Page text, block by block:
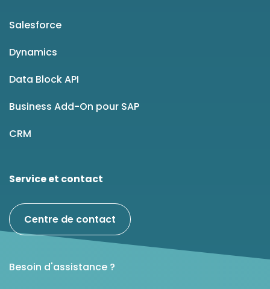
Salesforce
Dynamics
Data Block API
Business Add-On pour SAP
CRM
Service et contact
Centre de contact
Besoin d'assistance ?